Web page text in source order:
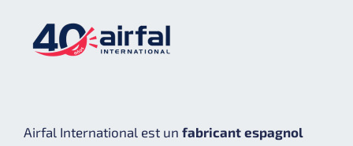
Airfal International est un fabricant espagnol